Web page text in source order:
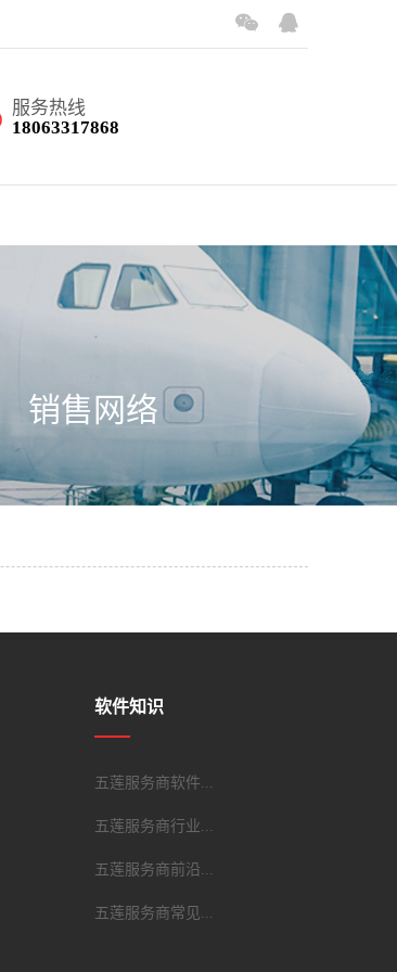
服务热线
18063317868
销售网络
软件知识
五莲服务商软件...
五莲服务商行业...
五莲服务商前沿...
五莲服务商常见...